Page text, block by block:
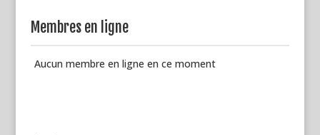
Membres en ligne
Aucun membre en ligne en ce moment